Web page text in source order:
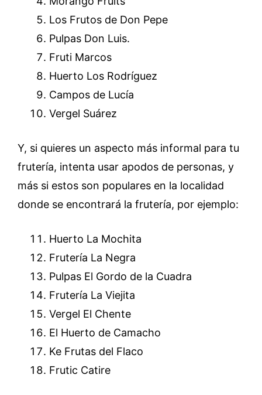
Los Frutos de Don Pepe
Pulpas Don Luis.
Fruti Marcos
Huerto Los Rodríguez
Campos de Lucía
Vergel Suárez
Y, si quieres un aspecto más informal para tu
frutería, intenta usar apodos de personas, y
más si estos son populares en la localidad
donde se encontrará la frutería, por ejemplo:
Huerto La Mochita
Frutería La Negra
Pulpas El Gordo de la Cuadra
Frutería La Viejita
Vergel El Chente
El Huerto de Camacho
Ke Frutas del Flaco
Frutic Catire